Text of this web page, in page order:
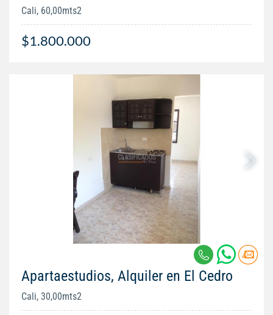
Cali, 60,00mts2
$1.800.000
Apartaestudios, Alquiler en El Cedro
Cali, 30,00mts2